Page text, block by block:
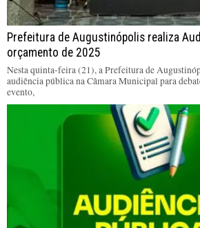
Prefeitura de Augustinópolis realiza
orçamento de 2025
Nesta quinta-feira (21), a Prefeitura de
audiência pública na Câmara Municipal para
evento,